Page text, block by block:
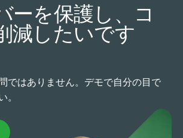
ーを保護し、コ
減したいです
ではありません。デモで自分の目で
。